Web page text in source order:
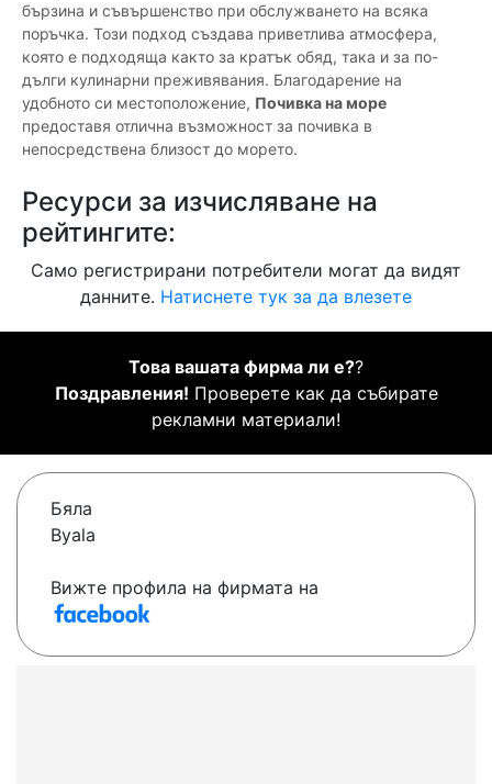
бързина и съвършенство при обслужването на всяка
поръчка. Този подход създава приветлива атмосфера,
която е подходяща както за кратък обяд, така и за по-
дълги кулинарни преживявания. Благодарение на
удобното си местоположение, Почивка на море
предоставя отлична възможност за почивка в
непосредствена близост до морето.
Ресурси за изчисляване на
рейтингите:
Само регистрирани потребители могат да видят
данните. Натиснете тук за да влезете
Това вашата фирма ли е??
Поздравления! Проверете как да събирате
рекламни материали!
Бяла
Byala
Вижте профила на фирмата на